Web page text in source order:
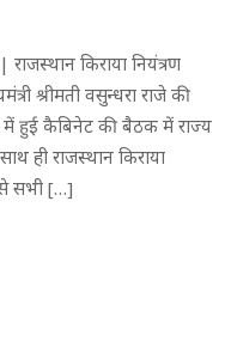
किराया नियंत्रण
श्रीमती वसुन्धरा राजे की
में हुई कैबिनेट की बैठक में राज्य
ही राजस्थान किराया
सभी […]